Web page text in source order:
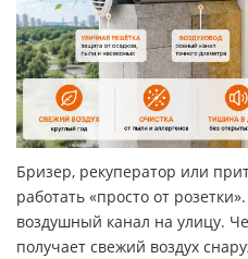
Бризер, рекуператор или
работать «просто от
воздушный канал на улицу.
получает свежий воздух